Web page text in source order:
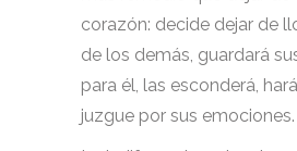
corazón: decide dejar de
de los demás, guardará
para él, las esconderá,
juzgue por sus emociones.